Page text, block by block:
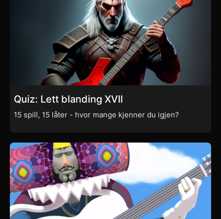
Quiz: Lett blanding XVII
15 spill, 15 låter - hvor mange kjenner du igjen?